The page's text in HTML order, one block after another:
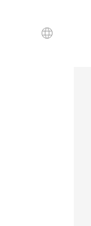
Dil